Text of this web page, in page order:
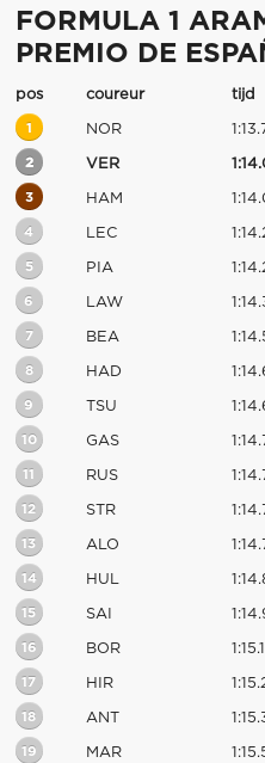
FORMULA 1
PREMIO DE
pos coureur tijd
1 NOR
2 VER
3 HAM
4 LEC
5 PIA
6 LAW
7 BEA
8 HAD
9 TSU
10 GAS
11 RUS
12 STR
13 ALO
14 HUL
15 SAI
16 BOR
17 HIR
18 ANT
19 MAR